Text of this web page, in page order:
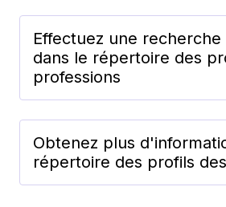
Effectuez une recherche
dans le répertoire des
professions
Obtenez plus
répertoire des profils